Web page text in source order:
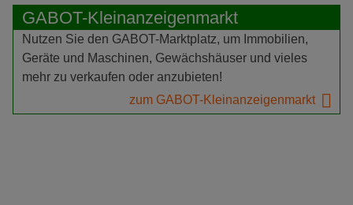
GABOT-Kleinanzeigenmarkt
Nutzen Sie den GABOT-Marktplatz, um Immobilien,
Geräte und Maschinen, Gewächshäuser und vieles
mehr zu verkaufen oder anzubieten!
zum GABOT-Kleinanzeigenmarkt